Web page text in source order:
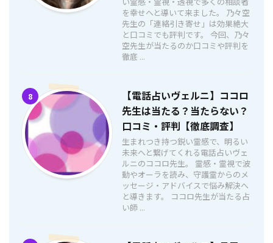
を幸せへと導いて来ました。 乃々空
先生の「連絡引き寄せ」は効果絶大
と口コミでも評判です。 今回、乃々
空先生が当たるのか口コミや評判を
徹底 ...
8
【電話占いヴェルニ】ココロ
先生は当たる？当たらない？
口コミ・評判【徹底調査】
生まれつき持つ鋭い霊感で、明るい
未来へと繋げてくれる電話占いヴェ
ルニのココロ先生。 霊感・霊視で波
動やオーラを読み、守護霊からのメ
ッセージ・アドバイスで悩み解決へ
と導きます。 ココロ先生が当たる占
い師 ...